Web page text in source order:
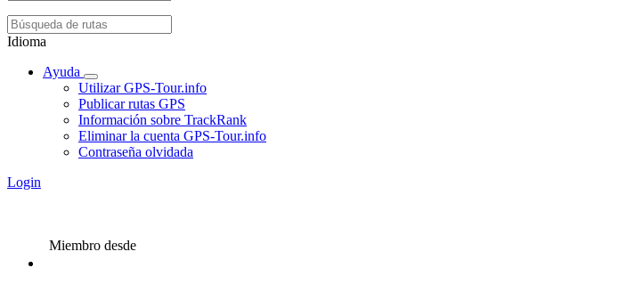
Idioma
Ayuda
Utilizar GPS-Tour.info
Publicar rutas GPS
Información sobre TrackRank
Eliminar la cuenta GPS-Tour.info
Contraseña olvidada
Login
Miembro desde